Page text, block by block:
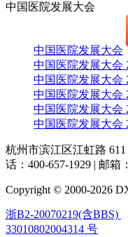
中国医院发展大会
中国医院发展大会
中国医院发展大会
中国医院发展大会
中国医院发展大会
中国医院发展大会
中国医院发展大会
杭州市滨江区江虹路
话：400-657-1929 | 邮箱
Copyright © 2000-2026
浙B2-20070219(含BBS)
33010802004314 号